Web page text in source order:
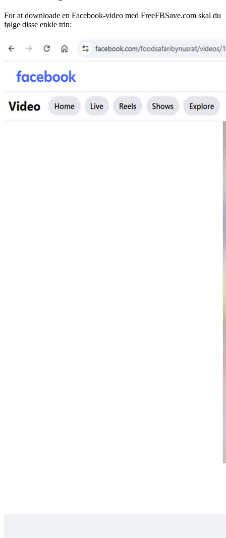
For at downloade en Facebook-video med FreeFBSave.com skal du
følge disse enkle trin: